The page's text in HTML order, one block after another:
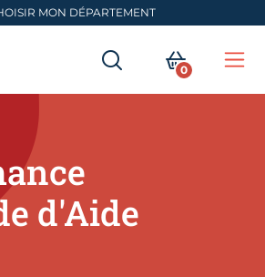
MON DÉPARTEMENT
RECHERCHER
MON
0
d'Aide